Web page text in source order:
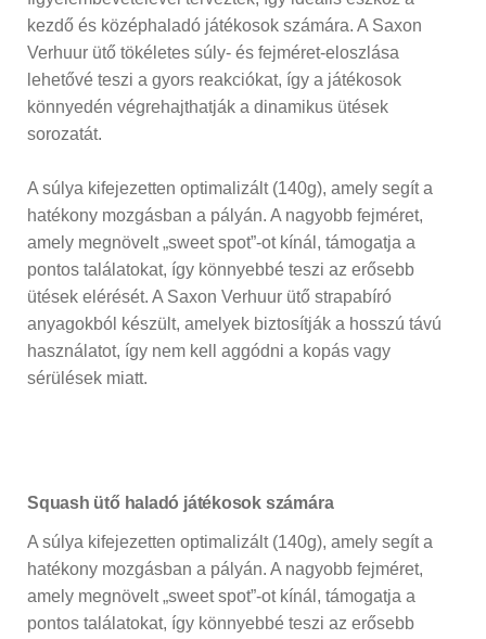
kezdő és középhaladó játékosok számára. A Saxon
Verhuur ütő tökéletes súly- és fejméret-eloszlása
lehetővé teszi a gyors reakciókat, így a játékosok
könnyedén végrehajthatják a dinamikus ütések
sorozatát.
A súlya kifejezetten optimalizált (140g), amely segít a
hatékony mozgásban a pályán. A nagyobb fejméret,
amely megnövelt „sweet spot”-ot kínál, támogatja a
pontos találatokat, így könnyebbé teszi az erősebb
ütések elérését. A Saxon Verhuur ütő strapabíró
anyagokból készült, amelyek biztosítják a hosszú távú
használatot, így nem kell aggódni a kopás vagy
sérülések miatt.
Squash ütő haladó játékosok számára
A súlya kifejezetten optimalizált (140g), amely segít a
hatékony mozgásban a pályán. A nagyobb fejméret,
amely megnövelt „sweet spot”-ot kínál, támogatja a
pontos találatokat, így könnyebbé teszi az erősebb